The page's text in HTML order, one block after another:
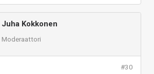
Juha Kokkonen
Moderaattori
#30